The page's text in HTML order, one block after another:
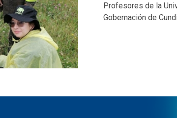
Profesores de la
Gobernación de